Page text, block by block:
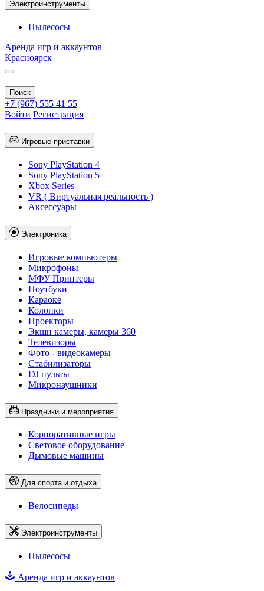
Электроинструменты
Пылесосы
Аренда игр и аккаунтов
Красноярск
+7 (967) 555 41 55
Войти Регистрация
Игровые приставки
Sony PlayStation 4
Sony PlayStation 5
Xbox Series
VR ( Виртуальная реальность )
Аксессуары
Электроника
Игровые компьютеры
Микрофоны
МФУ Принтеры
Ноутбуки
Караоке
Колонки
Проекторы
Экшн камеры, камеры 360
Телевизоры
Фото - видеокамеры
Стабилизаторы
DJ пульты
Микронаушники
Праздники и мероприятия
Корпоративные игры
Световое оборудование
Дымовые машины
Для спорта и отдыха
Велосипеды
Электроинструменты
Пылесосы
Аренда игр и аккаунтов